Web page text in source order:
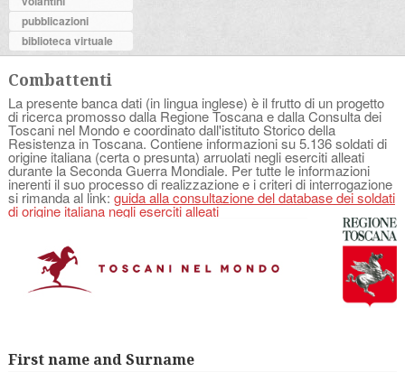
pubblicazioni
biblioteca virtuale
Combattenti
La presente banca dati (in lingua inglese) è il frutto di un progetto
di ricerca promosso dalla Regione Toscana e dalla Consulta dei
Toscani nel Mondo e coordinato dall'istituto Storico della
Resistenza in Toscana. Contiene informazioni su 5.136 soldati di
origine italiana (certa o presunta) arruolati negli eserciti alleati
durante la Seconda Guerra Mondiale. Per tutte le informazioni
inerenti il suo processo di realizzazione e i criteri di interrogazione
si rimanda al link: guida alla consultazione del database dei soldati
di origine italiana negli eserciti alleati
First name and Surname